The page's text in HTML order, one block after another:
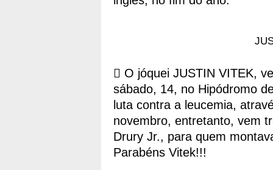
 O jóquei JUSTIN VITEK,
sábado, 14, no Hipódromo
luta contra a leucemia,
novembro, entretanto, vem
Drury Jr., para quem
Parabéns Vitek!!!